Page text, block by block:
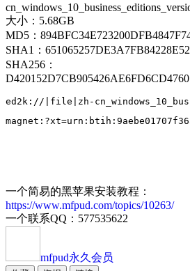
大小：5.68GB
MD5：
SHA1：
SHA256：
一个简易的黑苹果安装教程：
https://www.mfpud.com/topics/10263/
一个联系QQ：577535622
mfpud永久会员